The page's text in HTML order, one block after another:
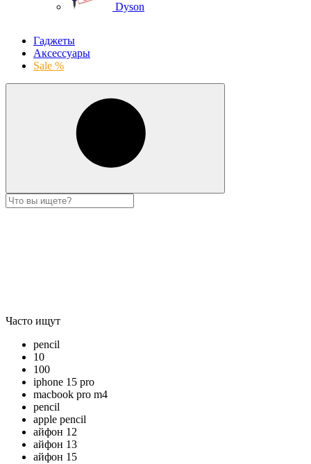
Dyson
Гаджеты
Аксессуары
Sale %
Часто ищут
pencil
10
100
iphone 15 pro
macbook pro m4
pencil
apple pencil
айфон 12
айфон 13
айфон 15